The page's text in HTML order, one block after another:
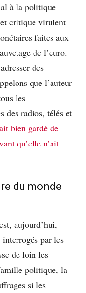
à la politique
critique virulent
faites aux
de l’euro.
des
que l’auteur
les
des radios, télés et
bien gardé de
qu’elle n’ait
du monde
aujourd’hui,
par les
de loin les
politique, la
si les